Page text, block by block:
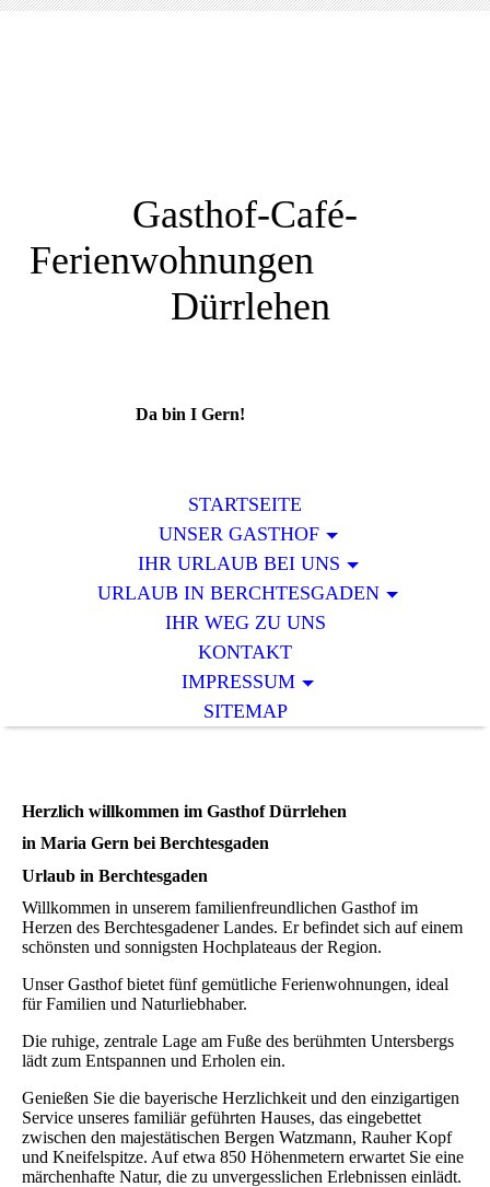
Gasthof-Café-
Ferienwohnungen
Dürrlehen
Da bin I Gern!
STARTSEITE
UNSER GASTHOF
IHR URLAUB BEI UNS
URLAUB IN BERCHTESGADEN
IHR WEG ZU UNS
KONTAKT
IMPRESSUM
SITEMAP
Herzlich willkommen im Gasthof Dürrlehen
in Maria Gern bei Berchtesgaden
Urlaub in Berchtesgaden
Willkommen in unserem familienfreundlichen Gasthof im
Herzen des Berchtesgadener Landes. Er befindet sich auf einem
schönsten und sonnigsten Hochplateaus der Region.
Unser Gasthof bietet fünf gemütliche Ferienwohnungen, ideal
für Familien und Naturliebhaber.
Die ruhige, zentrale Lage am Fuße des berühmten Untersbergs
lädt zum Entspannen und Erholen ein.
Genießen Sie die bayerische Herzlichkeit und den einzigartigen
Service unseres familiär geführten Hauses, das eingebettet
zwischen den majestätischen Bergen Watzmann, Rauher Kopf
und Kneifelspitze. Auf etwa 850 Höhenmetern erwartet Sie eine
märchenhafte Natur, die zu unvergesslichen Erlebnissen einlädt.